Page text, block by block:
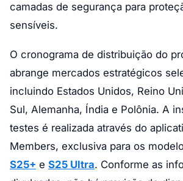
camadas de segurança para
sensíveis.
O cronograma de distribuição do
abrange mercados estratégicos
incluindo Estados Unidos, Reino
Sul, Alemanha, Índia e Polônia. A
testes é realizada através do
Members, exclusiva para os
S25+ e S25 Ultra. Conforme as